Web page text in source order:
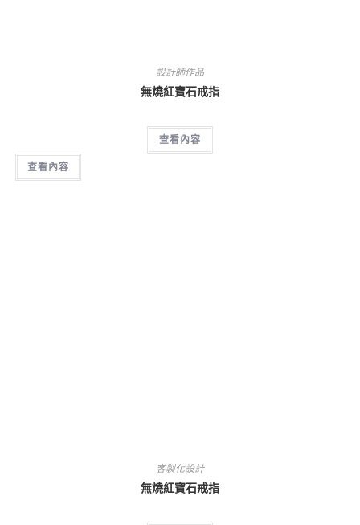
設計師作品
無燒紅寶石戒指
查看內容
查看內容
客製化設計
無燒紅寶石戒指